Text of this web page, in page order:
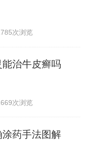
次浏览
治牛皮癣吗
次浏览
药手法图解